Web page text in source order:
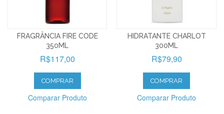
FRAGRÂNCIA FIRE CODE
350ML
R$117,00
COMPRAR
Comparar Produto
HIDRATANTE CHARLOT
300ML
R$79,90
COMPRAR
Comparar Produto